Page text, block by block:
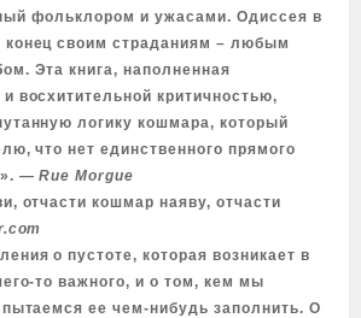
фольклором и ужасами. Одиссея в
своим страданиям – любым
Эта книга, наполненная
восхитительной критичностью,
логику кошмара, который
что нет единственного прямого
― Rue Morgue
отчасти кошмар наяву, отчасти
о пустоте, которая возникает в
то важного, и о том, кем мы
ее чем-нибудь заполнить. О